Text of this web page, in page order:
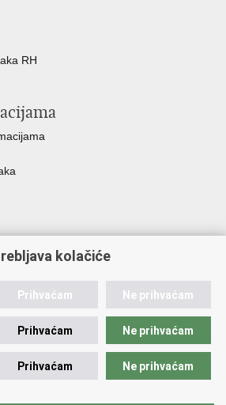
RH
poslova
kolačiće
Prihvaćam Ne prihvaćam
Prihvaćam Ne prihvaćam
Prihvaćam Ne prihvaćam